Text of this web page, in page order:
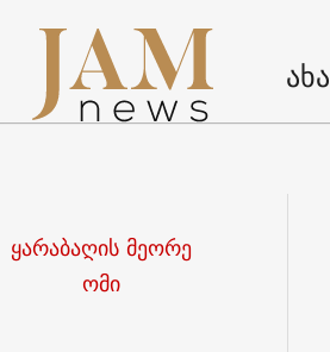
ყარაბაღის მეორე
ომი